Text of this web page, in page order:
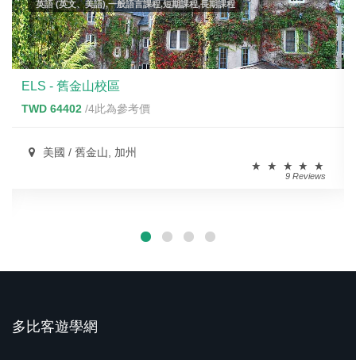
英語 (英文、美語),一般語言課程,短期課程,長期課程
ELS - 舊金山校區
TWD 64402 /4此為參考價
美國 / 舊金山, 加州
9 Reviews
多比客遊學網